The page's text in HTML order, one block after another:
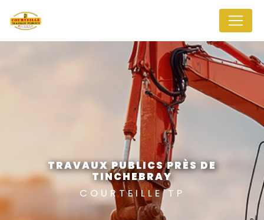
TRAVAUX PUBLICS PRÈS DE
TINCHEBRAY
COURTEILLE TP